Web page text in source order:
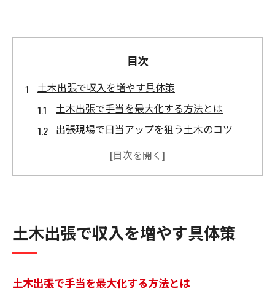
目次
土木出張で収入を増やす具体策
土木出張で手当を最大化する方法とは
出張現場で日当アップを狙う土木のコツ
土木作業員の収入相場と賢い選び方
土木出張で高日当現場を選ぶ基準
職人マッチングを活用した土木現場探し方
土木出張で収入を増やす具体策
土木出張で手当を最大化する方法とは